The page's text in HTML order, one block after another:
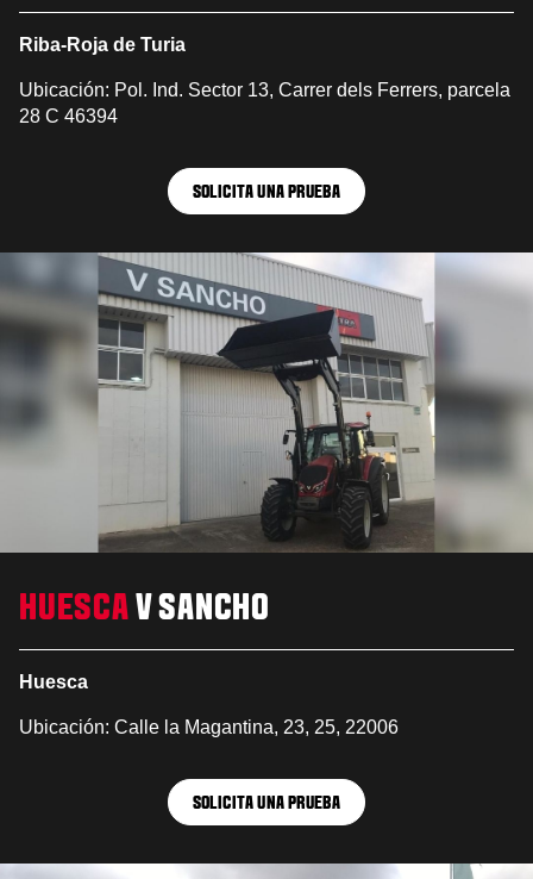
Riba-Roja de Turia
Ubicación: Pol. Ind. Sector 13, Carrer dels Ferrers, parcela
28 C 46394
SOLICITA UNA PRUEBA
HUESCA V SANCHO
Huesca
Ubicación: Calle la Magantina, 23, 25, 22006
SOLICITA UNA PRUEBA